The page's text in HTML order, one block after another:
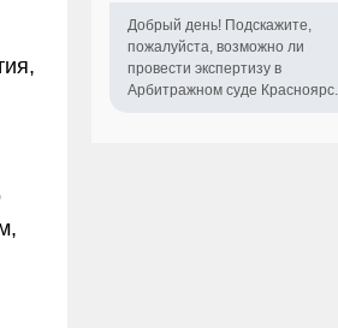
Добрый день! Подскажите,
пожалуйста, возможно ли
провести экспертизу в
Арбитражном суде Красноярс...